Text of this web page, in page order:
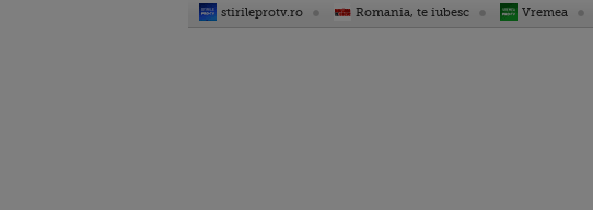
stirileprotv.ro Romania, te iubesc Vremea